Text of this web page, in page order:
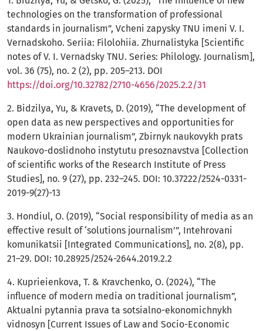
technologies on the transformation of professional
standards in journalism”, Vcheni zapysky TNU imeni V. I.
Vernadskoho. Seriia: Filolohiia. Zhurnalistyka [Scientific
notes of V. I. Vernadsky TNU. Series: Philology. Journalism],
vol. 36 (75), no. 2 (2), pp. 205–213. DOI
https://doi.org/10.32782/2710-4656/2025.2.2/31
2. Bidzilya, Yu, & Kravets, D. (2019), “The development of
open data as new perspectives and opportunities for
modern Ukrainian journalism”, Zbirnyk naukovykh prats
Naukovo-doslidnoho instytutu presoznavstva [Collection
of scientific works of the Research Institute of Press
Studies], no. 9 (27), pp. 232–245. DOI: 10.37222/2524-0331-
2019-9(27)-13
3. Hondiul, O. (2019), “Social responsibility of media as an
effective result of ‘solutions journalism’”, Intehrovani
komunikatsii [Integrated Communications], no. 2(8), pp.
21–29. DOI: 10.28925/2524-2644.2019.2.2
4. Kuprieienkova, T. & Kravchenko, O. (2024), “The
influence of modern media on traditional journalism”,
Aktualni pytannia prava ta sotsialno-ekonomichnykh
vidnosyn [Current Issues of Law and Socio-Economic